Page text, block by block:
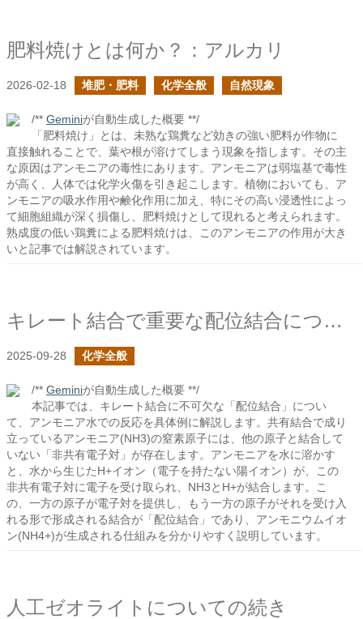
肥料焼けとは何か？：アルカリ
2026-02-18 堆肥・肥料 化学全般 自然現象
/** Geminiが自動生成した概要 **/
「肥料焼け」とは、未熟な鶏糞など効きの強い肥料が作物に
直接触れることで、葉や根が溶けてしまう現象を指します。その主
な原因はアンモニアの毒性にあります。アンモニアは弱塩基で毒性
が高く、人体では化学火傷を引き起こします。植物においても、ア
ンモニアの吸水作用や鹸化作用に加え、特にその高い浸透性によっ
て細胞組織が深く損傷し、肥料焼けとして現れると考えられます。
熟成度の低い鶏糞による肥料焼けは、このアンモニアの作用が大き
いと記事では解説されています。
キレート結合で重要な配位結合について見る
2025-09-28 化学全般
/** Geminiが自動生成した概要 **/
本記事では、キレート結合に不可欠な「配位結合」につい
て、アンモニア水での反応を具体例に解説します。共有結合で成り
立っているアンモニア(NH3)の窒素原子には、他の原子と結合して
いない「非共有電子対」が存在します。アンモニアを水に溶かす
と、水から生じたH+イオン（電子を持たない陽イオン）が、この
非共有電子対に電子を受け取られ、NH3とH+が結合します。こ
の、一方の原子が電子対を提供し、もう一方の原子がそれを受け入
れる形で形成される結合が「配位結合」であり、アンモニウムイオ
ン(NH4+)が生成される仕組みを分かりやすく説明しています。
人工ゼオライトについての続き